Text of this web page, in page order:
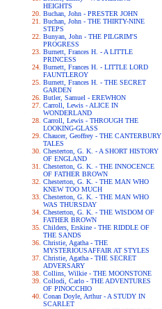
HEIGHTS
Buchan, John - PRESTER JOHN
Buchan, John - THE THIRTY-NINE
STEPS
Bunyan, John - THE PILGRIM'S
PROGRESS
Burnett, Frances H. - A LITTLE
PRINCESS
Burnett, Frances H. - LITTLE LORD
FAUNTLEROY
Burnett, Frances H. - THE SECRET
GARDEN
Butler, Samuel - EREWHON
Carroll, Lewis - ALICE IN
WONDERLAND
Carroll, Lewis - THROUGH THE
LOOKING-GLASS
Chaucer, Geoffrey - THE CANTERBURY
TALES
Chesterton, G. K. - A SHORT HISTORY
OF ENGLAND
Chesterton, G. K. - THE INNOCENCE
OF FATHER BROWN
Chesterton, G. K. - THE MAN WHO
KNEW TOO MUCH
Chesterton, G. K. - THE MAN WHO
WAS THURSDAY
Chesterton, G. K. - THE WISDOM OF
FATHER BROWN
Childers, Erskine - THE RIDDLE OF
THE SANDS
Christie, Agatha - THE
MYSTERIOUSAFFAIR AT STYLES
Christie, Agatha - THE SECRET
ADVERSARY
Collins, Wilkie - THE MOONSTONE
Collodi, Carlo - THE ADVENTURES
OF PINOCCHIO
Conan Doyle, Arthur - A STUDY IN
SCARLET